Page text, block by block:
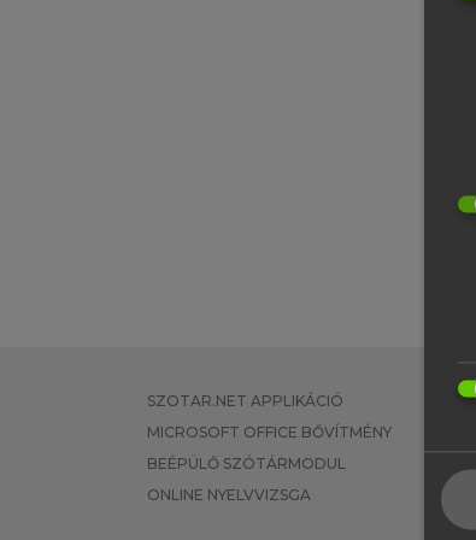
SZOTAR.NET APPLIKÁCIÓ
MICROSOFT OFFICE BŐVÍTMÉNY
BEÉPÜLŐ SZÓTÁRMODUL
ONLINE NYELVVIZSGA